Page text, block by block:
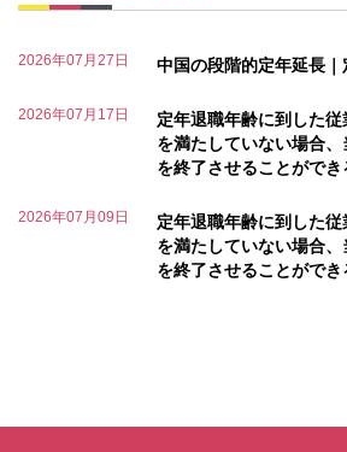
2026年07月27日 中国の段階的定年延長
2026年07月17日
定年退職年齢に到した
を満たしていない場合
を終了させることができ
2026年07月09日
定年退職年齢に到した
を満たしていない場合
を終了させることができ